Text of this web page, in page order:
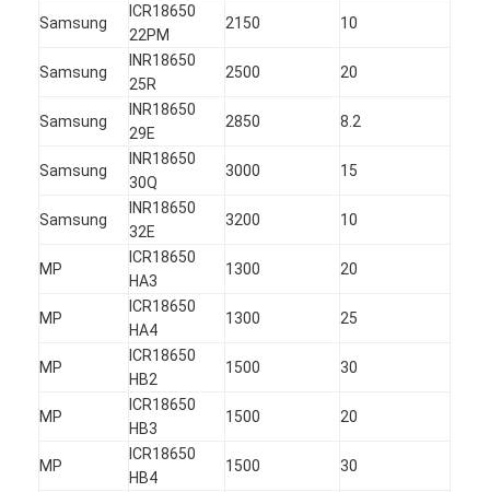
Samsung
ICR18650
22PM
2150 10
Samsung
INR18650
25R
2500 20
Samsung
INR18650
29E
2850 8.2
Samsung
INR18650
30Q
3000 15
Samsung
INR18650
32E
3200 10
MP
ICR18650
HA3
1300 20
MP
ICR18650
HA4
1300 25
MP
ICR18650
HB2
1500 30
MP
ICR18650
HB3
1500 20
MP
ICR18650
HB4
1500 30